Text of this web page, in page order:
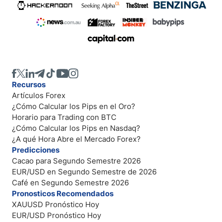
Recursos
Artículos Forex
¿Cómo Calcular los Pips en el Oro?
Horario para Trading con BTC
¿Cómo Calcular los Pips en Nasdaq?
¿A qué Hora Abre el Mercado Forex?
Predicciones
Cacao para Segundo Semestre 2026
EUR/USD en Segundo Semestre de 2026
Café en Segundo Semestre 2026
Pronosticos Recomendados
XAUUSD Pronóstico Hoy
EUR/USD Pronóstico Hoy